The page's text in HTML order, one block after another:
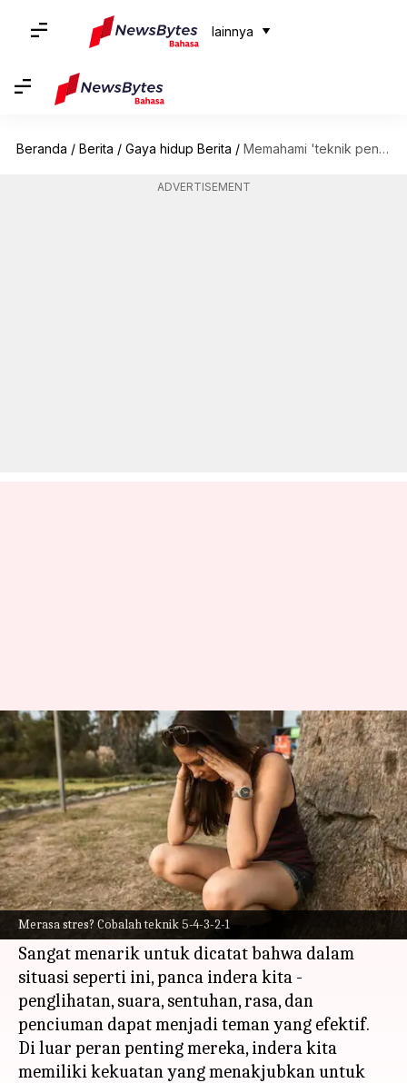
lainnya
Beranda / Berita / Gaya hidup Berita / Memahami 'teknik penanganan panca indera'
ADVERTISEMENT
Merasa stres? Cobalah teknik 5-4-3-2-1
Memahami 'teknik penanganan
panca indera'
menulis Taufiq Al Jufri Sep 08, 2023 01:38 pm
Apa ceritanya
Ketika kita menghadapi kesulitan dalam hidup,
kita sering mencari mekanisme penanganan
dan sumber kenyamanan.
Sangat menarik untuk dicatat bahwa dalam
situasi seperti ini, panca indera kita -
penglihatan, suara, sentuhan, rasa, dan
penciuman dapat menjadi teman yang efektif.
Di luar peran penting mereka, indera kita
memiliki kekuatan yang menakjubkan untuk